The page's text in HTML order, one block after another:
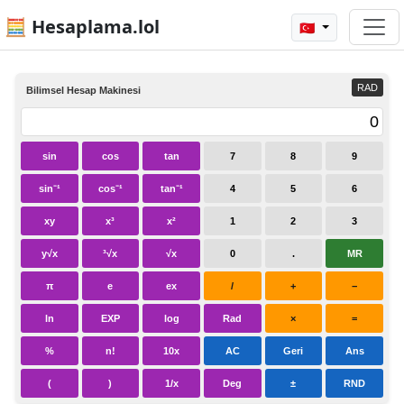
🧮 Hesaplama.lol 🇹🇷
Bilimsel Hesap Makinesi RAD
sin cos tan
Deg
Rad
7 8 9
sin⁻¹ cos⁻¹ tan⁻¹
π e
4 5 6
xy x³ x²
ex
10x
1 2 3
y√x ³√x √x
ln log
0 . MR
( ) 1/x
% n!
+ −
×
± RND
AC Geri Ans
/
=
EXP